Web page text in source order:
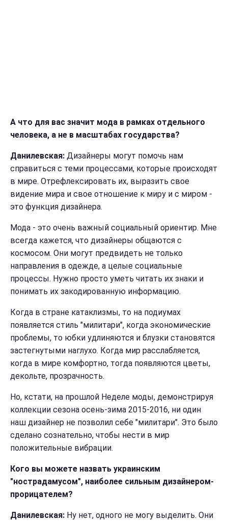
А что для вас значит мода в рамках отдельного
человека, а не в масштабах государства?
Данилевская: Дизайнеры могут помочь нам
справиться с теми процессами, которые происходят
в мире. Отрефлексировать их, выразить свое
видение мира и свое отношение к миру и с миром -
это функция дизайнера.
Мода - это очень важный социальный ориентир. Мне
всегда кажется, что дизайнеры общаются с
космосом. Они могут предвидеть не только
направления в одежде, а целые социальные
процессы. Нужно просто уметь читать их знаки и
понимать их закодированную информацию.
Когда в стране катаклизмы, то на подиумах
появляется стиль "милитари", когда экономические
проблемы, то юбки удлиняются и блузки становятся
застегнутыми наглухо. Когда мир расслабляется,
когда в мире комфортно, тогда появляются цветы,
декольте, прозрачность.
Но, кстати, на прошлой Неделе моды, демонстрируя
коллекции сезона осень-зима 2015-2016, ни один
наш дизайнер не позволил себе "милитари". Это было
сделано сознательно, чтобы нести в мир
положительные вибрации.
Кого вы можете назвать украинским
"нострадамусом", наиболее сильным дизайнером-
прорицателем?
Данилевская: Ну нет, одного не могу выделить. Они